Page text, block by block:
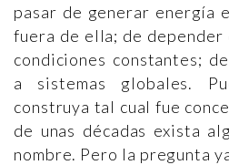
pasar de generar energía
fuera de ella; de depender
condiciones constantes;
a sistemas globales.
construya tal cual fue
de unas décadas exista
nombre. Pero la pregunta